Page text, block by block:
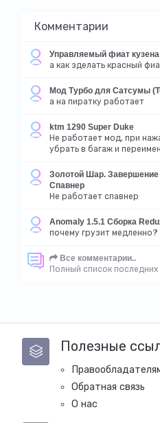
Комментарии
Управляемый фиат
а как зделать красный
Мод Турбо для Сатсумы
а на пиратку работает
ktm 1290 Super Duke
Не работает мод, при
убрать в багаж и
Золотой Шар. Завершение
Спавнер
Не работает спавнер
Anomaly 1.5.1 Сборка
почему грузит
Все комментарии..
Полный список
Полезные
Обратная связь
О нас